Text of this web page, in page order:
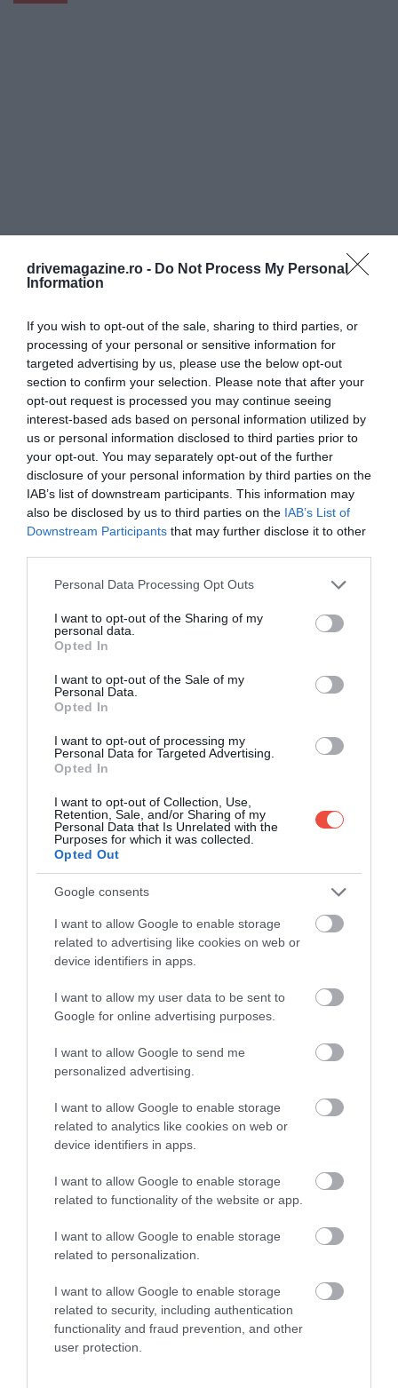
drivemagazine.ro - Do Not Process My Personal
Information
If you wish to opt-out of the sale, sharing to third parties, or
processing of your personal or sensitive information for
targeted advertising by us, please use the below opt-out
section to confirm your selection. Please note that after your
opt-out request is processed you may continue seeing
interest-based ads based on personal information utilized by
us or personal information disclosed to third parties prior to
your opt-out. You may separately opt-out of the further
disclosure of your personal information by third parties on the
IAB’s list of downstream participants. This information may
also be disclosed by us to third parties on the IAB’s List of
Downstream Participants that may further disclose it to other
Please note that this website/app uses one or more Google
not limited to your visit or usage behaviour. You may click to
grant or deny consent to Google and its third-party tags to
use your data for below specified purposes in below Google
consent section.
Personal Data Processing Opt Outs
I want to opt-out of the Sharing of my
personal data.
Opted In
I want to opt-out of the Sale of my
Personal Data.
Opted In
I want to opt-out of processing my
Personal Data for Targeted Advertising.
Opted In
I want to opt-out of Collection, Use,
Retention, Sale, and/or Sharing of my
Personal Data that Is Unrelated with the
Purposes for which it was collected.
Opted Out
Google consents
I want to allow Google to enable storage
related to advertising like cookies on web or
device identifiers in apps.
I want to allow my user data to be sent to
Google for online advertising purposes.
I want to allow Google to send me
personalized advertising.
I want to allow Google to enable storage
related to analytics like cookies on web or
device identifiers in apps.
I want to allow Google to enable storage
related to functionality of the website or app.
I want to allow Google to enable storage
related to personalization.
I want to allow Google to enable storage
related to security, including authentication
functionality and fraud prevention, and other
user protection.
Un nou rival pentru ciocolata Dubai? Așa se
prepară desertul oriental künefe
unul dintre marile fenomene ale ultimilor ani…
GASTRONOMIE
Nu-i greu să ghicești în ce oraș se vinde cea
mai scumpă cafea din lume, la aproape 1.000